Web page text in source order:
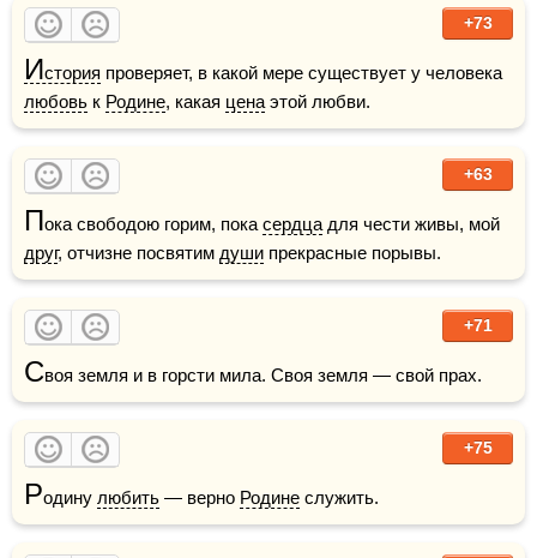
+73
История
любовь к Родине, какая цена этой любви.
+63
Пока свободою горим, пока сердца
друг, отчизне посвятим души прекрасные порывы.
+71
Своя земля и в горсти мила. Своя земля — свой прах.
+75
Родину любить — верно Родине служить.